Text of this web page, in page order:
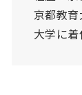
京都教
大学に